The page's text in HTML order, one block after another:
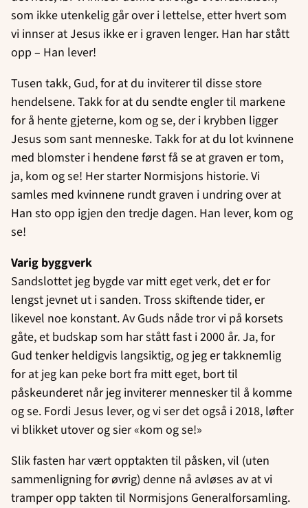
som ikke utenkelig går over i lettelse, etter hvert som
vi innser at Jesus ikke er i graven lenger. Han har stått
opp – Han lever!
Tusen takk, Gud, for at du inviterer til disse store
hendelsene. Takk for at du sendte engler til markene
for å hente gjeterne, kom og se, der i krybben ligger
Jesus som sant menneske. Takk for at du lot kvinnene
med blomster i hendene først få se at graven er tom,
ja, kom og se! Her starter Normisjons historie. Vi
samles med kvinnene rundt graven i undring over at
Han sto opp igjen den tredje dagen. Han lever, kom og
se!
Varig byggverk
Sandslottet jeg bygde var mitt eget verk, det er for
lengst jevnet ut i sanden. Tross skiftende tider, er
likevel noe konstant. Av Guds nåde tror vi på korsets
gåte, et budskap som har stått fast i 2000 år. Ja, for
Gud tenker heldigvis langsiktig, og jeg er takknemlig
for at jeg kan peke bort fra mitt eget, bort til
påskeunderet når jeg inviterer mennesker til å komme
og se. Fordi Jesus lever, og vi ser det også i 2018, løfter
vi blikket utover og sier «kom og se!»
Slik fasten har vært opptakten til påsken, vil (uten
sammenligning for øvrig) denne nå avløses av at vi
tramper opp takten til Normisjons Generalforsamling.